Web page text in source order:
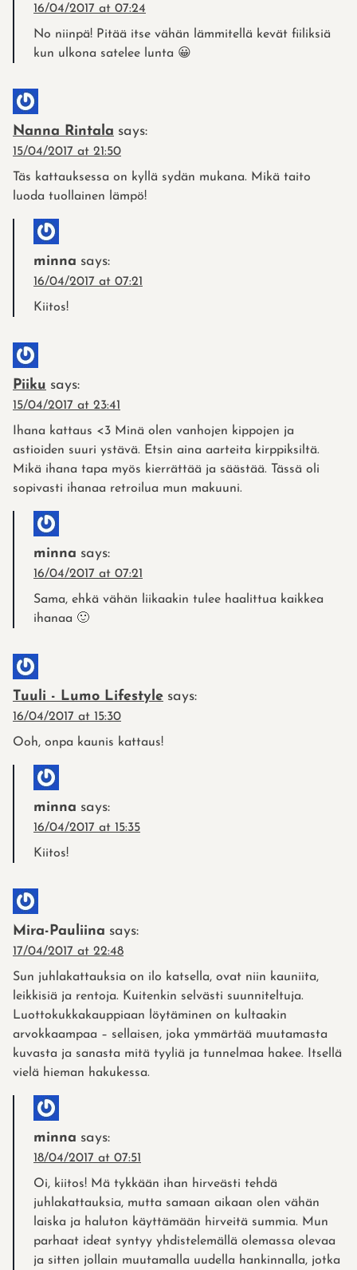
16/04/2017 at 07:24
No niinpä! Pitää itse vähän lämmitellä kevät fiiliksiä
kun ulkona satelee lunta 😀
Nanna Rintala says:
15/04/2017 at 21:50
Täs kattauksessa on kyllä sydän mukana. Mikä taito
luoda tuollainen lämpö!
minna says:
16/04/2017 at 07:21
Kiitos!
Piiku says:
15/04/2017 at 23:41
Ihana kattaus <3 Minä olen vanhojen kippojen ja
astioiden suuri ystävä. Etsin aina aarteita kirppiksiltä.
Mikä ihana tapa myös kierrättää ja säästää. Tässä oli
sopivasti ihanaa retroilua mun makuuni.
minna says:
16/04/2017 at 07:21
Sama, ehkä vähän liikaakin tulee haalittua kaikkea
ihanaa 🙂
Tuuli - Lumo Lifestyle says:
16/04/2017 at 15:30
Ooh, onpa kaunis kattaus!
minna says:
16/04/2017 at 15:35
Kiitos!
Mira-Pauliina says:
17/04/2017 at 22:48
Sun juhlakattauksia on ilo katsella, ovat niin kauniita,
leikkisiä ja rentoja. Kuitenkin selvästi suunniteltuja.
Luottokukkakauppiaan löytäminen on kultaakin
arvokkaampaa – sellaisen, joka ymmärtää muutamasta
kuvasta ja sanasta mitä tyyliä ja tunnelmaa hakee. Itsellä
vielä hieman hakukessa.
minna says:
18/04/2017 at 07:51
Oi, kiitos! Mä tykkään ihan hirveästi tehdä
juhlakattauksia, mutta samaan aikaan olen vähän
laiska ja haluton käyttämään hirveitä summia. Mun
parhaat ideat syntyy yhdistelemällä olemassa olevaa
ja sitten jollain muutamalla uudella hankinnalla, jotka